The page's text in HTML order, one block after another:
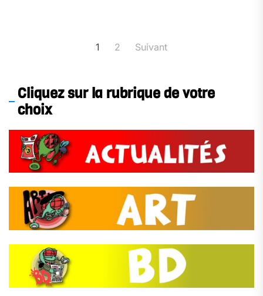
1 2 Suivant
Cliquez sur la rubrique de votre
choix